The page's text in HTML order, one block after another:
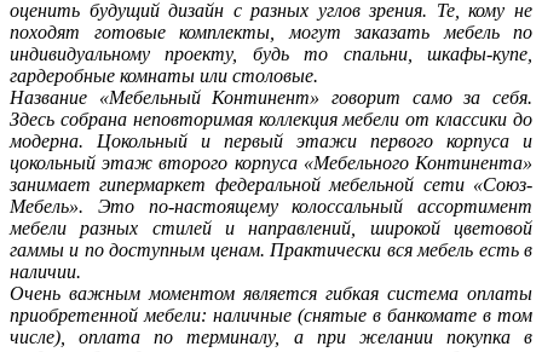
оценить будущий дизайн с разных углов зрения. Те, кому не
походят готовые комплекты, могут заказать мебель по
индивидуальному проекту, будь то спальни, шкафы-купе,
гардеробные комнаты или столовые.
Название «Мебельный Континент» говорит само за себя.
Здесь собрана неповторимая коллекция мебели от классики до
модерна. Цокольный и первый этажи первого корпуса и
цокольный этаж второго корпуса «Мебельного Континента»
занимает гипермаркет федеральной мебельной сети «Союз-
Мебель». Это по-настоящему колоссальный ассортимент
мебели разных стилей и направлений, широкой цветовой
гаммы и по доступным ценам. Практически вся мебель есть в
наличии.
Очень важным моментом является гибкая система оплаты
приобретенной мебели: наличные (снятые в банкомате в том
числе), оплата по терминалу, а при желании покупка в